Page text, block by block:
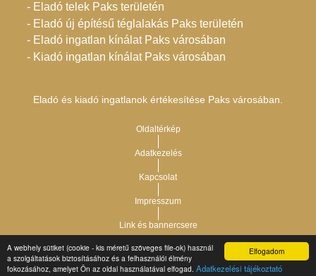
Elfogadom
A webhely sütiket (cookie - kis méretű szöveges file-ok) használ
a szolgáltatások biztosításához és a felhasználói élmény
fokozásához, amelyet Ön az oldal használatával elfogad. Adatkezelési tájékoztató
- Eladó telek Paks területén
- Eladó új építésű téglalakás Paks területén
- Eladó ingatlan kínálat Paks városában
- Kiadó ingatlan kínálat Paks városában
Eladó és kiadó ingatlanok értékesítése Paks városában.
Oldaltérkép
Adatkezelés
Kapcsolat
Impresszum
Link és bannercsere
Copyright © 2021.Vár-Köz Kft. - Ingatlan nyilvántartó, ügyviteli és
adminisztrációs szoftver